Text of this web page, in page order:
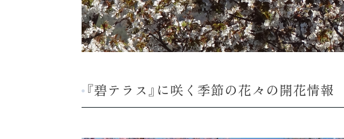
『碧テラス』に咲く季節の花々の開花情報